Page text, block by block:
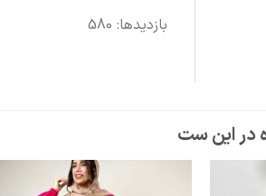
بازدیدها: 580